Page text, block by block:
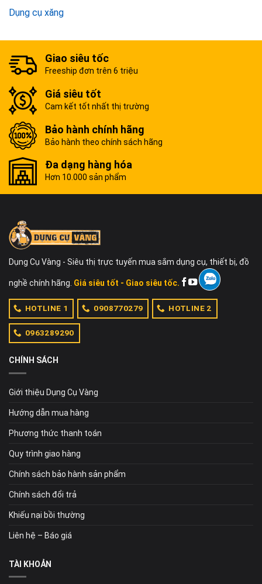
Dụng cụ xăng
Giao siêu tốc
Freeship đơn trên 6 triệu
Giá siêu tốt
Cam kết tốt nhất thị trường
Bảo hành chính hãng
Bảo hành theo chính sách hãng
Đa dạng hàng hóa
Hơn 10.000 sản phẩm
Dụng Cụ Vàng - Siêu thị trực tuyến mua sắm dụng cụ, thiết bị, đồ
nghề chính hãng. Giá siêu tốt - Giao siêu tốc.
HOTLINE 1 0908770279 HOTLINE 2
0963289290
CHÍNH SÁCH
Giới thiệu Dụng Cụ Vàng
Hướng dẫn mua hàng
Phương thức thanh toán
Quy trình giao hàng
Chính sách bảo hành sản phẩm
Chính sách đổi trả
Khiếu nại bồi thường
Liên hệ – Báo giá
TÀI KHOẢN